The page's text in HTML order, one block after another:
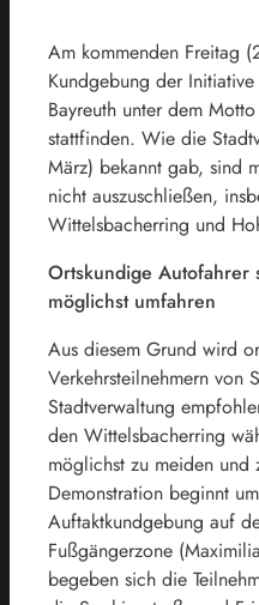
Am kommenden Freitag
Kundgebung der
Bayreuth unter dem
stattfinden. Wie die
März) bekannt gab, sind
nicht auszuschließen,
Wittelsbacherring und
Ortskundige Autofahrer
möglichst umfahren
Aus diesem Grund wird
Verkehrsteilnehmern von
Stadtverwaltung
den Wittelsbacherring
möglichst zu meiden und
Demonstration beginnt
Auftaktkundgebung auf
Fußgängerzone
begeben sich die